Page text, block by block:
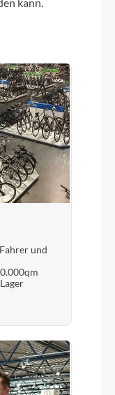
CX max.
kann.
und